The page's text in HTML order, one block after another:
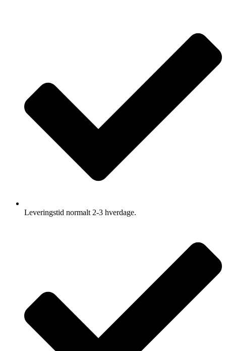
Leveringstid normalt 2-3 hverdage.